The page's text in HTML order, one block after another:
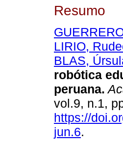
Resumo
LIRIO,
BLAS,
robótica
peruana.
vol.9, n.1,
https://
jun.6.